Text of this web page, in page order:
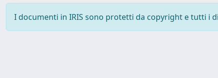
I documenti in IRIS sono protetti da copyright e tutti i